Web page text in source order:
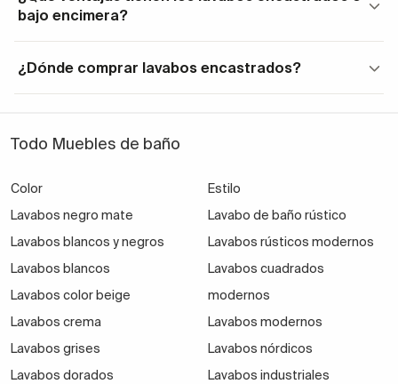
una amplia gama de diseños.
Por otro lado, encontramos los
lavabos encastrados
requiere mayor precisión, pero el resultado es
También existenlavabos semi encastrados, en los
que una parte del lavabo sobresale del mueble. Son
ideales para baños con espacio limitado o donde se
busca dar un toque decorativo con formas más
bajo encimera?
¿Dónde comprar lavabos encastrados?
Todo Muebles de baño
Color
Lavabos negro mate
Lavabos blancos y negros
Lavabos blancos
Lavabos color beige
Lavabos crema
Lavabos grises
Lavabos dorados
Estilo
Lavabo de baño rústico
Lavabos rústicos modernos
Lavabos cuadrados
modernos
Lavabos modernos
Lavabos nórdicos
Lavabos industriales